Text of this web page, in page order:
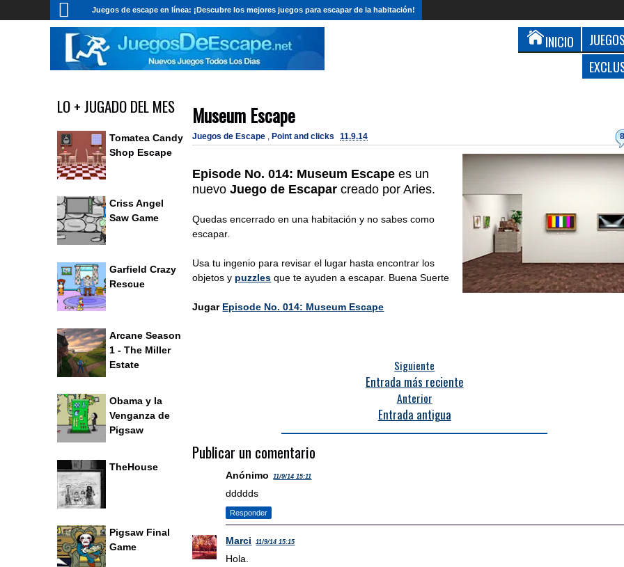
Juegos de escape en línea: ¡Descubre los mejores juegos para escapar de la habitación!
INICIO
Museum Escape
Juegos de Escape , Point and clicks 11.9.14
Episode No. 014: Museum Escape es un
nuevoJuego de Escapar creado por Aries.
Quedas encerrado en una habitación y no sabes como
escapar.
Usa tu ingenio para revisar el lugar hasta encontrar los
objetos y puzzles que te ayuden a escapar. Buena Suerte
Jugar Episode No. 014: Museum Escape
Siguiente
Entrada más reciente
Anterior
Entrada antigua
Publicar un comentario
Anónimo 11/9/14 15:11
ddddds
Responder
Marci 11/9/14 15:15
Hola.
LO + JUGADO DEL MES
Tomatea Candy
Shop Escape
Criss Angel
Saw Game
Garfield Crazy
Rescue
Arcane Season
1 - The Miller
Estate
Obama y la
Venganza de
Pigsaw
TheHouse
Pigsaw Final
Game